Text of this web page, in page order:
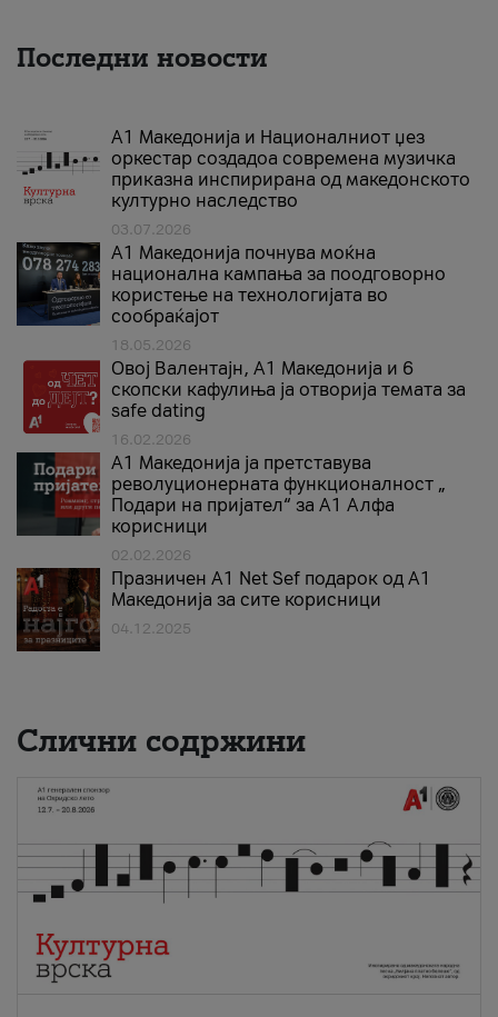
Последни новости
А1 Македонија и Националниот џез
оркестар создадоа современа музичка
приказна инспирирана од македонското
културно наследство
03.07.2026
A1 Македонија почнува моќна
национална кампања за поодговорно
користење на технологијата во
сообраќајот
18.05.2026
Овој Валентајн, A1 Македонија и 6
скопски кафулиња ја отворија темата за
safe dating
16.02.2026
А1 Македонија ја претставува
револуционерната функционалност „
Подари на пријател“ за А1 Алфа
корисници
02.02.2026
Празничен A1 Net Sеf подарок од А1
Македонија за сите корисници
04.12.2025
Слични содржини